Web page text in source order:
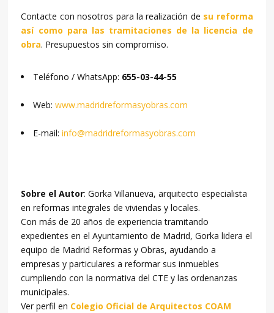
Contacte con nosotros para la realización de su reforma
así como para las tramitaciones de la licencia de
obra. Presupuestos sin compromiso.
Teléfono / WhatsApp: 655-03-44-55
Web:www.madridreformasyobras.com
E-mail:info@madridreformasyobras.com
Sobre el Autor: Gorka Villanueva, arquitecto especialista
en reformas integrales de viviendas y locales.
Con más de 20 años de experiencia tramitando
expedientes en el Ayuntamiento de Madrid, Gorka lidera el
equipo de Madrid Reformas y Obras, ayudando a
empresas y particulares a reformar sus inmuebles
cumpliendo con la normativa del CTE y las ordenanzas
municipales.
Ver perfil en Colegio Oficial de Arquitectos COAM